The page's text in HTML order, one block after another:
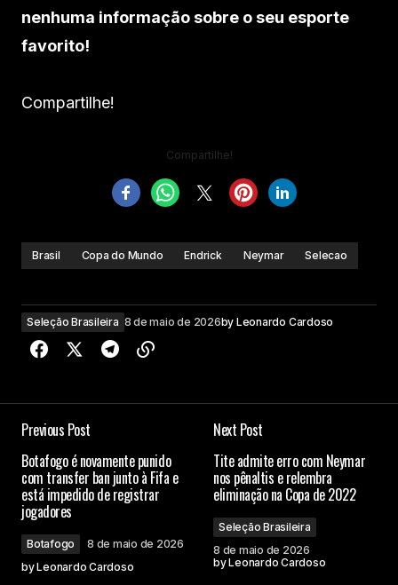
nenhuma informação sobre o seu esporte
favorito!
Compartilhe!
Compartilhe!
Brasil Copa do Mundo Endrick Neymar Selecao
Seleção Brasileira 8 de maio de 2026by Leonardo Cardoso
Previous Post
Botafogo é novamente punido
com transfer ban junto à Fifa e
está impedido de registrar
jogadores
Botafogo
8 de maio de 2026
byLeonardo Cardoso
Next Post
Tite admite erro com Neymar
nos pênaltis e relembra
eliminação na Copa de 2022
Seleção Brasileira
8 de maio de 2026
byLeonardo Cardoso